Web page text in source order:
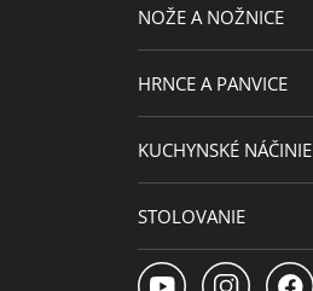
NOŽE A NOŽNICE
HRNCE A PANVICE
KUCHYNSKÉ NÁČINIE
STOLOVANIE